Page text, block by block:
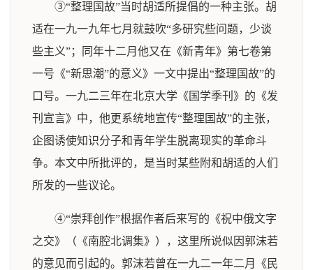
③“整理国故”当时胡适所提倡的一种主张。胡
适在一九一九年七月就鼓吹“多研究些问题，少谈
些主义”；同年十二月他又在《新青年》第七卷第
一号《“新思潮”的意义》一文中提出“整理国故”的
口号。一九二三年在北京大学《国学季刊》的《发
刊宣言》中，他更系统地宣传“整理国故”的主张，
企图诱使知识分子和青年学生脱离现实的革命斗
争。本文中所批评的，是当时某些附和胡适的人们
所发的一些议论。
④“崇拜创作”根据作者后来写的《祝中俄文字
之交》（《南腔北调集》），这里所说似因郭沫若
的意见而引起的。郭沫若曾在一九二一年二月《民